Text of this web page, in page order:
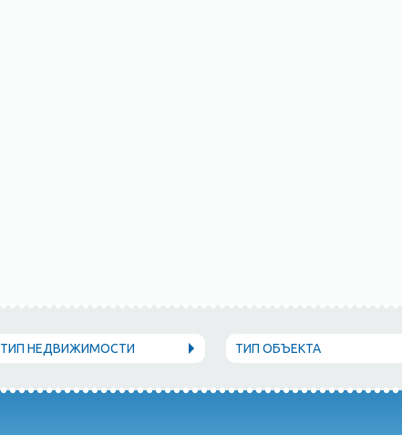
ТИП НЕДВИЖИМОСТИ ТИП ОБЪЕКТА